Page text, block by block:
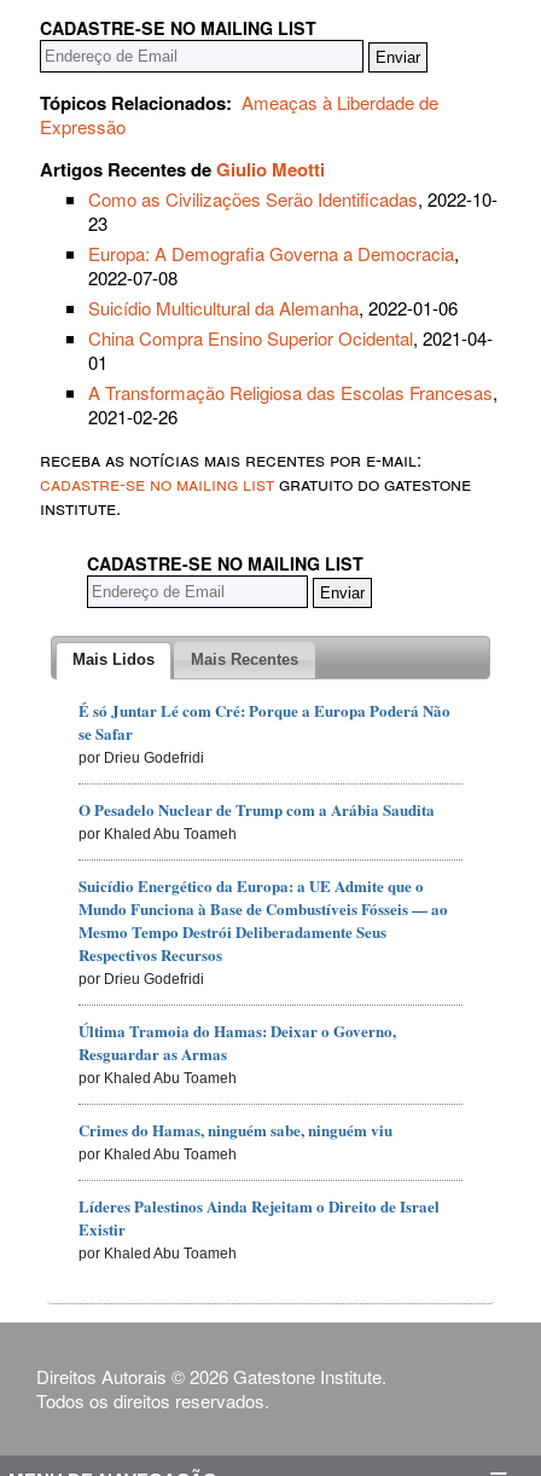
CADASTRE-SE NO MAILING LIST
Tópicos Relacionados: Ameaças à Liberdade de
Expressão
Artigos Recentes deGiulio Meotti
Como as Civilizações Serão Identificadas, 2022-10-
23
Europa: A Demografia Governa a Democracia,
2022-07-08
Suicídio Multicultural da Alemanha, 2022-01-06
China Compra Ensino Superior Ocidental, 2021-04-
01
A Transformação Religiosa das Escolas Francesas,
2021-02-26
receba as notícias mais recentes por e-mail:
cadastre-se no mailing listgratuito do gatestone
institute.
CADASTRE-SE NO MAILING LIST
Mais Lidos Mais Recentes
É só Juntar Lé com Cré: Porque a Europa Poderá Não
se Safar
por Drieu Godefridi
O Pesadelo Nuclear de Trump com a Arábia Saudita
por Khaled Abu Toameh
Suicídio Energético da Europa: a UE Admite que o
Mundo Funciona à Base de Combustíveis Fósseis — ao
Mesmo Tempo Destrói Deliberadamente Seus
Respectivos Recursos
por Drieu Godefridi
Última Tramoia do Hamas: Deixar o Governo,
Resguardar as Armas
por Khaled Abu Toameh
Crimes do Hamas, ninguém sabe, ninguém viu
por Khaled Abu Toameh
Líderes Palestinos Ainda Rejeitam o Direito de Israel
Existir
por Khaled Abu Toameh
Direitos Autorais © 2026 Gatestone Institute.
Todos os direitos reservados.